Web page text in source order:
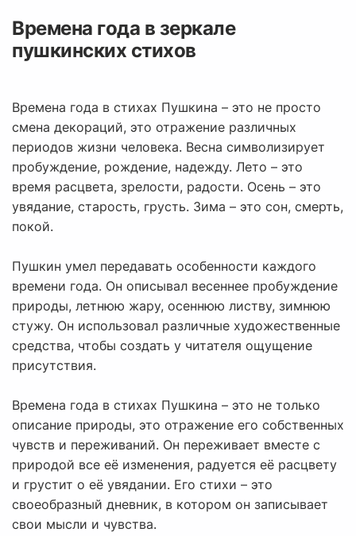
Времена года в зеркале
пушкинских стихов
Времена года в стихах Пушкина – это не просто
смена декораций, это отражение различных
периодов жизни человека. Весна символизирует
пробуждение, рождение, надежду. Лето – это
время расцвета, зрелости, радости. Осень – это
увядание, старость, грусть. Зима – это сон, смерть,
покой.
Пушкин умел передавать особенности каждого
времени года. Он описывал весеннее пробуждение
природы, летнюю жару, осеннюю листву, зимнюю
стужу. Он использовал различные художественные
средства, чтобы создать у читателя ощущение
присутствия.
Времена года в стихах Пушкина – это не только
описание природы, это отражение его собственных
чувств и переживаний. Он переживает вместе с
природой все её изменения, радуется её расцвету
и грустит о её увядании. Его стихи – это
своеобразный дневник, в котором он записывает
свои мысли и чувства.